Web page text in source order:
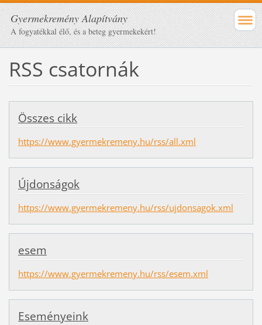
Gyermekremény Alapítvány
A fogyatékkal élő, és a beteg gyermekekért!
RSS csatornák
Összes cikk
https://www.gyermekremeny.hu/rss/all.xml
Újdonságok
https://www.gyermekremeny.hu/rss/ujdonsagok.xml
esem
https://www.gyermekremeny.hu/rss/esem.xml
Eseményeink